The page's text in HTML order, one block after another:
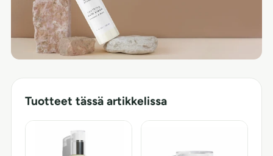
Tuotteet tässä artikkelissa